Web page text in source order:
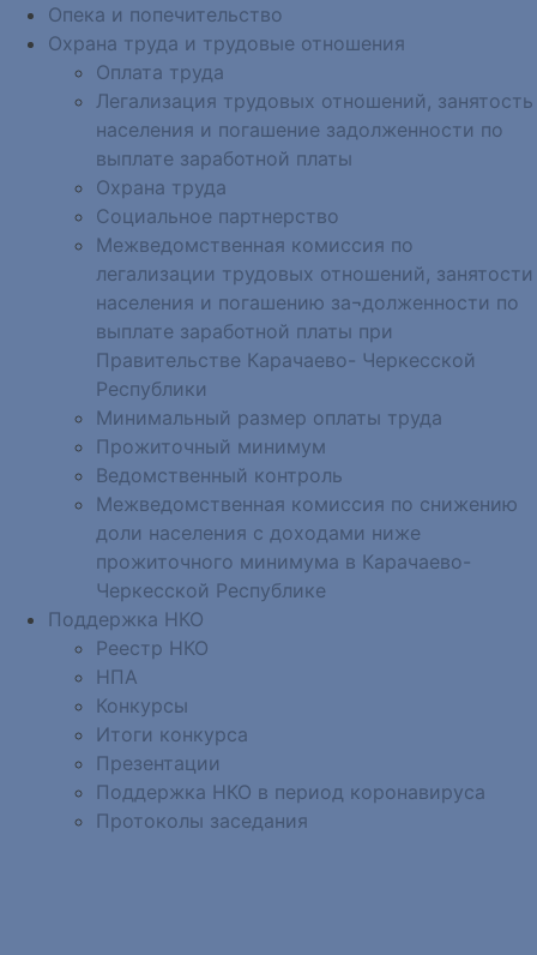
Опека и попечительство
Охрана труда и трудовые отношения
Оплата труда
Легализация трудовых отношений, занятость
населения и погашение задолженности по
выплате заработной платы
Охрана труда
Социальное партнерство
Межведомственная комиссия по
легализации трудовых отношений, занятости
населения и погашению за¬долженности по
выплате заработной платы при
Правительстве Карачаево- Черкесской
Республики
Минимальный размер оплаты труда
Прожиточный минимум
Ведомственный контроль
Межведомственная комиссия по снижению
доли населения с доходами ниже
прожиточного минимума в Карачаево-
Черкесской Республике
Поддержка НКО
Реестр НКО
НПА
Конкурсы
Итоги конкурса
Презентации
Поддержка НКО в период коронавируса
Протоколы заседания